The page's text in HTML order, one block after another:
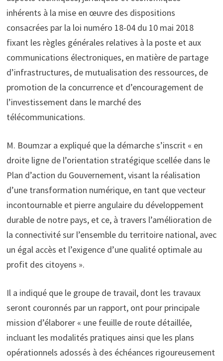
inhérents à la mise en œuvre des dispositions
consacrées par la loi numéro 18-04 du 10 mai 2018
fixant les règles générales relatives à la poste et aux
communications électroniques, en matière de partage
d’infrastructures, de mutualisation des ressources, de
promotion de la concurrence et d’encouragement de
l’investissement dans le marché des
télécommunications.
M. Boumzar a expliqué que la démarche s’inscrit « en
droite ligne de l’orientation stratégique scellée dans le
Plan d’action du Gouvernement, visant la réalisation
d’une transformation numérique, en tant que vecteur
incontournable et pierre angulaire du développement
durable de notre pays, et ce, à travers l’amélioration de
la connectivité sur l’ensemble du territoire national, avec
un égal accès et l’exigence d’une qualité optimale au
profit des citoyens ».
Il a indiqué que le groupe de travail, dont les travaux
seront couronnés par un rapport, ont pour principale
mission d’élaborer « une feuille de route détaillée,
incluant les modalités pratiques ainsi que les plans
opérationnels adossés à des échéances rigoureusement